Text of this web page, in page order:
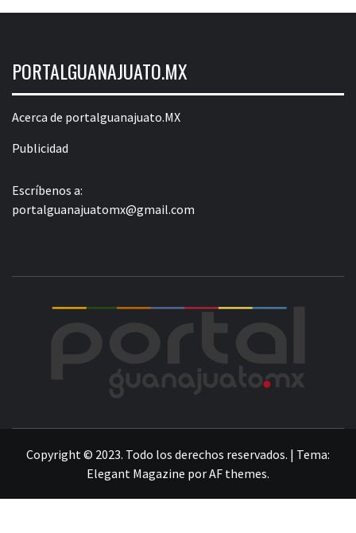
PORTALGUANAJUATO.MX
Acerca de portalguanajuato.MX
Publicidad
Escríbenos a:
portalguanajuatomx@gmail.com
Copyright © 2023. Todo los derechos reservados. | Tema:
Elegant Magazine porAF themes.